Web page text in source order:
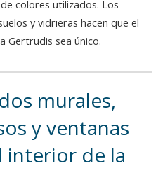
colores utilizados. Los
y vidrieras hacen que el
Gertrudis sea único.
murales,
y ventanas
interior de la